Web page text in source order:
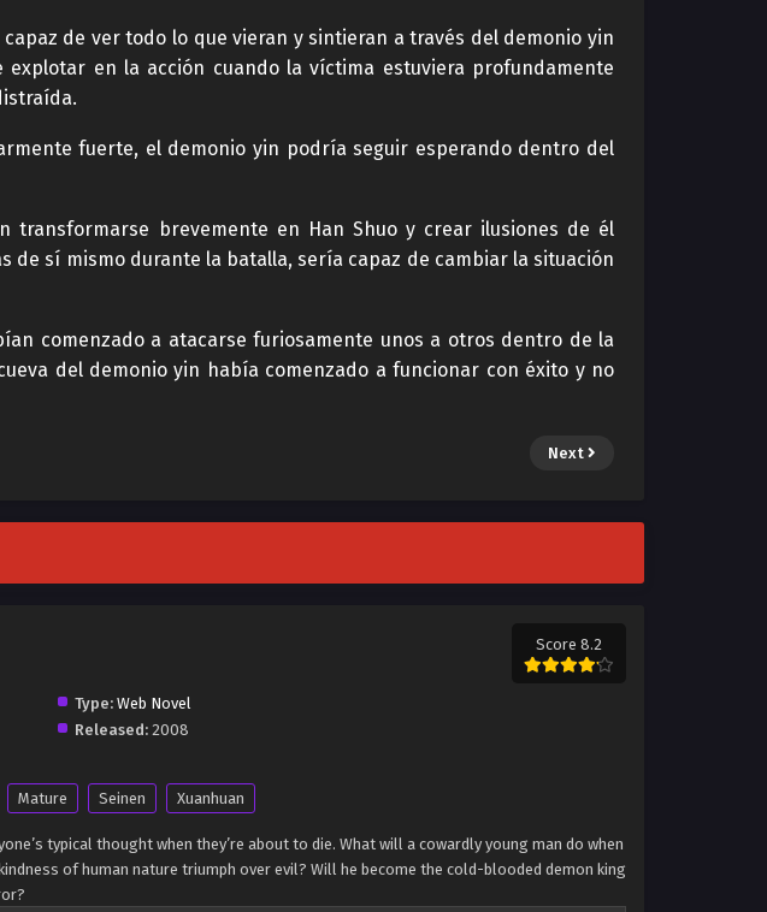
de ver todo lo que vieran y sintieran a través del demonio yin
en la acción cuando la víctima estuviera profundamente
fuerte, el demonio yin podría seguir esperando dentro del
transformarse brevemente en Han Shuo y crear ilusiones de él
sí mismo durante la batalla, sería capaz de cambiar la situación
comenzado a atacarse furiosamente unos a otros dentro de la
del demonio yin había comenzado a funcionar con éxito y no
Next
Score 8.2
Type: Web Novel
Released:2008
Mature Seinen Xuanhuan
typical thought when they’re about to die. What will a cowardly young man do when
of human nature triumph over evil? Will he become the cold-blooded demon king